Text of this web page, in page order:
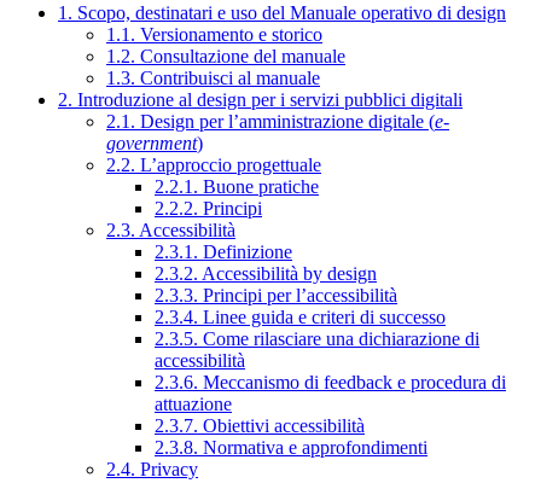
1. Scopo, destinatari e uso del Manuale operativo di design
1.1. Versionamento e storico
1.2. Consultazione del manuale
1.3. Contribuisci al manuale
2. Introduzione al design per i servizi pubblici digitali
2.1. Design per l’amministrazione digitale (e-
government)
2.2. L’approccio progettuale
2.2.1. Buone pratiche
2.2.2. Principi
2.3. Accessibilità
2.3.1. Definizione
2.3.2. Accessibilità by design
2.3.3. Principi per l’accessibilità
2.3.4. Linee guida e criteri di successo
2.3.5. Come rilasciare una dichiarazione di
accessibilità
2.3.6. Meccanismo di feedback e procedura di
attuazione
2.3.7. Obiettivi accessibilità
2.3.8. Normativa e approfondimenti
2.4. Privacy